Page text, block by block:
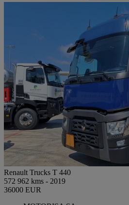
Renault Trucks T 440
572 962 kms - 2019
36000 EUR